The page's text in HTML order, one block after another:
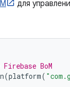
для
BoM
(platform(